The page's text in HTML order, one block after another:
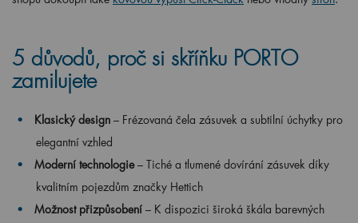
5 důvodů, proč si skříňku PORTO
zamilujete
Klasický design – Frézovaná čela zásuvek a subtilní úchytky pro
elegantní vzhled
Moderní technologie – Tiché a tlumené dovírání zásuvek díky
kvalitním pojezdům značky Hettich
Možnost přizpůsobení – K dispozici široká škála barevných